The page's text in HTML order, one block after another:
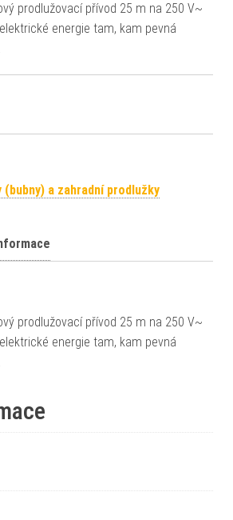
prodlužovací přívod 25 m na 250 V~
energie tam, kam pevná
(bubny) a zahradní prodlužky
prodlužovací přívod 25 m na 250 V~
energie tam, kam pevná